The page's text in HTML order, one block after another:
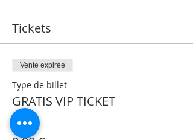
Tickets
Vente expirée
Type de billet
GRATIS VIP TICKET
Prix